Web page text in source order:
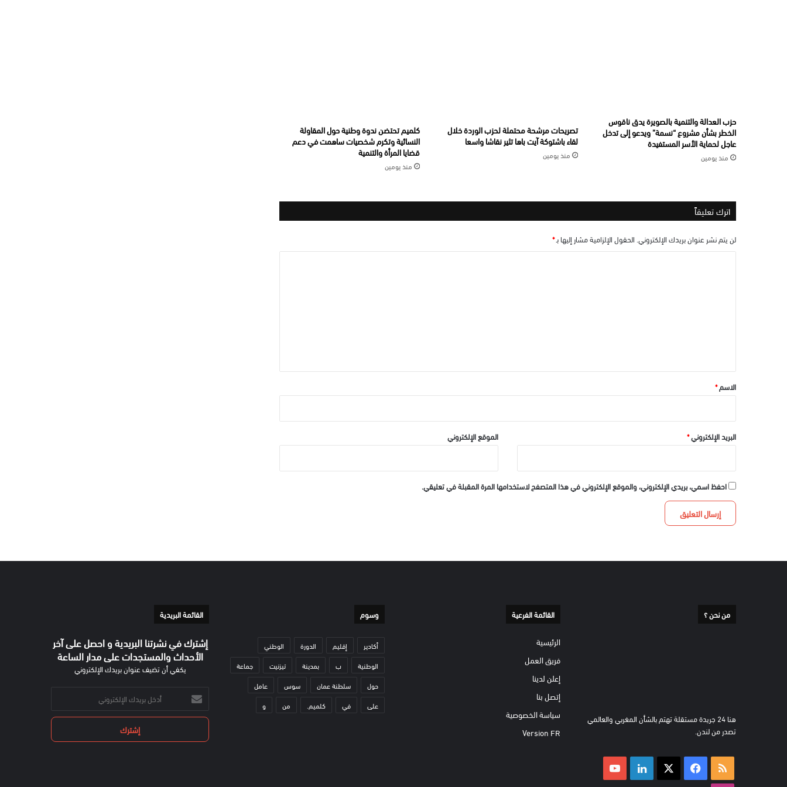
حزب العدالة والتنمية بالصويرة يدق ناقوس
الخطر بشأن مشروع “نسمة” ويدعو إلى تدخل
عاجل لحماية الأسر المستفيدة
منذ يومين
تصريحات مرشحة محتملة لحزب الوردة خلال
لقاء باشتوكة آيت باها تثير نقاشا واسعا
منذ يومين
كلميم تحتضن ندوة وطنية حول المقاولة
النسائية وتكرم شخصيات ساهمت في دعم
قضايا المرأة والتنمية
منذ يومين
اترك تعليقاً
لن يتم نشر عنوان بريدك الإلكتروني. الحقول الإلزامية مشار إليها بـ*
*الاسم*
البريد الإلكتروني* الموقع الإلكتروني
احفظ اسمي، بريدي الإلكتروني، والموقع الإلكتروني في هذا المتصفح لاستخدامها المرة المقبلة في تعليقي.
من نحن ؟
هنا 24 جريدة مستقلة تهتم بالشأن المغربي والعالمي
تصدر من لندن.
ملخص فيسبوك لينكدإن
القائمة الفرعية
الرئيسية
فريق العمل
إعلن لدينا
إتصل بنا
سياسة الخصوصية
Version FR
وسوم
أكادير إقليم الدورة
الوطني
الوطنية
ب بمدينة تيزنيت
جماعة
حول
سلطنة عمان سوس
عامل
على
في كلميم. من و
القائمة البريدية
إشترك في نشرتنا البريدية و احصل على آخر
الأحداث والمستجدات على مدار الساعة
يكفي أن تضيف عنوان بريدك الإلكتروني
أدخل
بريدك
الإلكتروني